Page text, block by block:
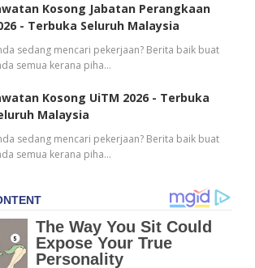
Kosong Jabatan Perangkaan
- Terbuka Seluruh Malaysia
sedang mencari pekerjaan? Berita baik buat
semua kerana piha…
Kosong UiTM 2026 - Terbuka
Malaysia
sedang mencari pekerjaan? Berita baik buat
semua kerana piha…